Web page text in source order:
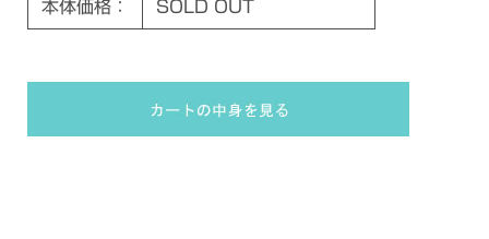
本体価格： SOLD OUT